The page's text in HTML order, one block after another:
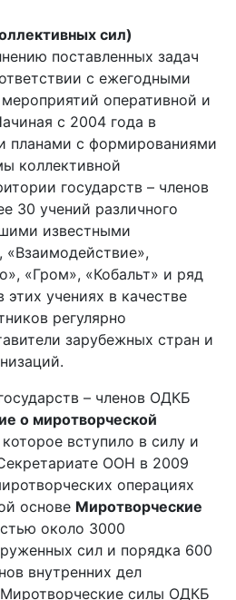
сил)
поставленных задач
с ежегодными
оперативной и
с 2004 года в
планами с формированиями
коллективной
государств – членов
30 учений различного
известными
«Взаимодействие»,
«Гром», «Кобальт» и ряд
этих учениях в качестве
регулярно
зарубежных стран и
– членов ОДКБ
о миротворческой
которое вступило в силу и
ООН в 2009
операциях
основе Миротворческие
около 3000
сил и порядка 600
внутренних дел
Миротворческие силы ОДКБ